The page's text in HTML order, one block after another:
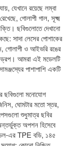
যেখানে রয়েছে লম্বা
গোলাপী গাল, সূক্ষ্ম
ছবিগুলোতে দেখানো
সাদা লেসের পোশাকের
গোলাপী ও আইভরি রঙের
আমরা এই মডেলটি
পাশাপাশি একটি
ছবিগুলো মনোযোগ
ঘোমটার মতো স্তর,
শুধুমাত্র ছবির
অপশন হিসেবে
এর TPE বডি, ১৪৫